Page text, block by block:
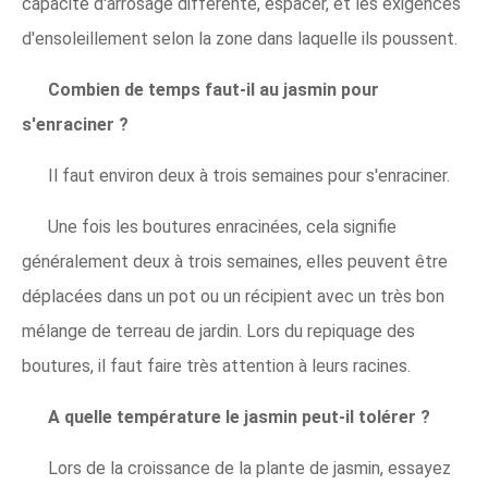
capacité d'arrosage différente, espacer, et les exigences
d'ensoleillement selon la zone dans laquelle ils poussent.
Combien de temps faut-il au jasmin pour
s'enraciner ?
Il faut environ deux à trois semaines pour s'enraciner.
Une fois les boutures enracinées, cela signifie
généralement deux à trois semaines, elles peuvent être
déplacées dans un pot ou un récipient avec un très bon
mélange de terreau de jardin. Lors du repiquage des
boutures, il faut faire très attention à leurs racines.
A quelle température le jasmin peut-il tolérer ?
Lors de la croissance de la plante de jasmin, essayez